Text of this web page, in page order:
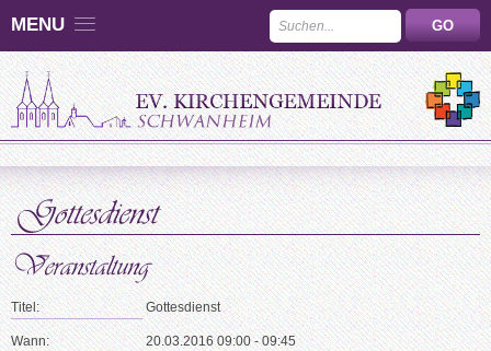
MENU
Titel: Gottesdienst
Wann: 20.03.2016 09:00 - 09:45